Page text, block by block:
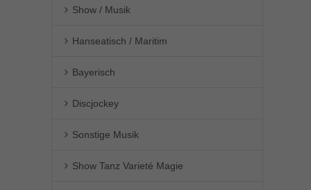
Show / Musik
Hanseatisch / Maritim
Bayerisch
Discjockey
Sonstige Musik
Show Tanz Varieté Magie